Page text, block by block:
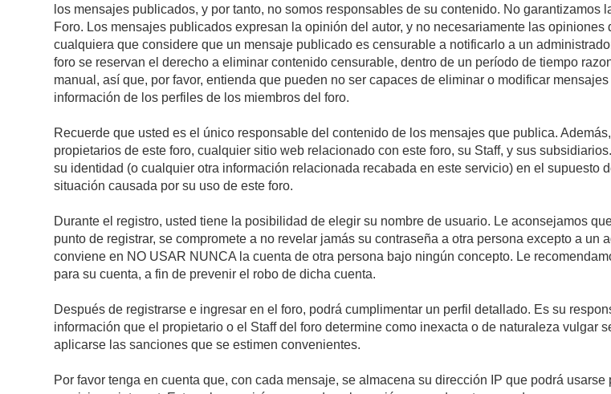
los mensajes publicados, y por tanto, no somos responsables de su contenido. No
Foro. Los mensajes publicados expresan la opinión del autor, y no necesariamente las
cualquiera que considere que un mensaje publicado es censurable a notificarlo a un
foro se reservan el derecho a eliminar contenido censurable, dentro de un período de tiempo
manual, así que, por favor, entienda que pueden no ser capaces de eliminar o modificar
información de los perfiles de los miembros del foro.
Recuerde que usted es el único responsable del contenido de los mensajes que publica.
propietarios de este foro, cualquier sitio web relacionado con este foro, su Staff, y sus
su identidad (o cualquier otra información relacionada recabada en este servicio) en el
situación causada por su uso de este foro.
Durante el registro, usted tiene la posibilidad de elegir su nombre de usuario. Le aconsejamos
punto de registrar, se compromete a no revelar jamás su contraseña a otra persona excepto a
conviene en NO USAR NUNCA la cuenta de otra persona bajo ningún concepto. Le
para su cuenta, a fin de prevenir el robo de dicha cuenta.
Después de registrarse e ingresar en el foro, podrá cumplimentar un perfil detallado. Es su
información que el propietario o el Staff del foro determine como inexacta o de naturaleza vulgar
aplicarse las sanciones que se estimen convenientes.
Por favor tenga en cuenta que, con cada mensaje, se almacena su dirección IP que podrá